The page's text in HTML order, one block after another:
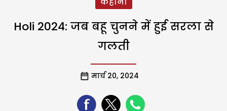
Holi 2024: जब बहू चुनने में हुई सरला से
गलती
मार्च 20, 2024